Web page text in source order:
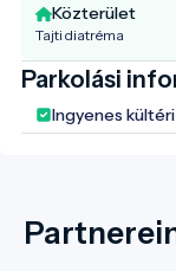
Közterület
Tajti diatréma
Parkolási
Ingyenes